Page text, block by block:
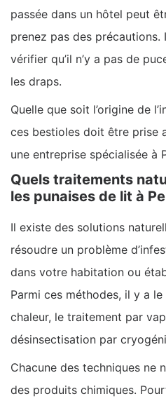
passée dans un hôtel peut
prenez pas des
vérifier qu’il n’y a pas de
les draps.
Quelle que soit l’origine de
ces bestioles doit être prise
une entreprise spécialisée à
Quels traitements
les punaises de lit à
Il existe des solutions
résoudre un problème
dans votre habitation ou
Parmi ces méthodes, il y a
chaleur, le traitement par
désinsectisation par
Chacune des techniques ne
des produits chimiques.